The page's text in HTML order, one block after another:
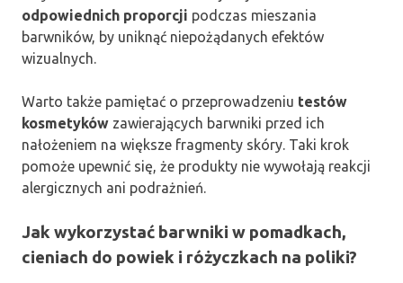
odpowiednich proporcji podczas mieszania
barwników, by uniknąć niepożądanych efektów
wizualnych.
Warto także pamiętać o przeprowadzeniu testów
kosmetyków zawierających barwniki przed ich
nałożeniem na większe fragmenty skóry. Taki krok
pomoże upewnić się, że produkty nie wywołają reakcji
alergicznych ani podrażnień.
Jak wykorzystać barwniki w pomadkach,
cieniach do powiek i różyczkach na poliki?